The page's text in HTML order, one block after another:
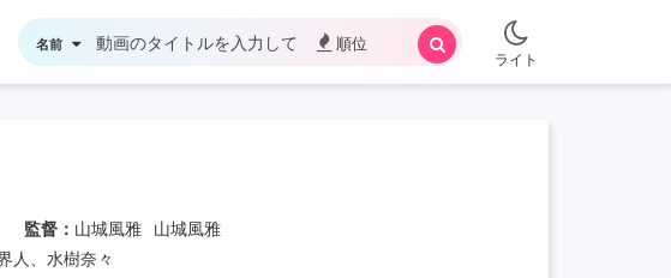
ライト
名前 順位
監督： 山城風雅
山城風雅
人、水樹奈々